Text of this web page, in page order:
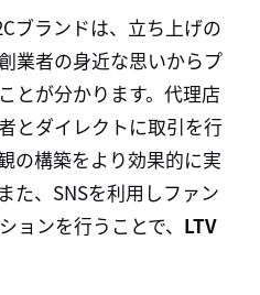
ブランドは、立ち上げの
業者の身近な思いからプ
とが分かります。代理店
とダイレクトに取引を行
の構築をより効果的に実
た、SNSを利用しファン
ョンを行うことで、 LTV